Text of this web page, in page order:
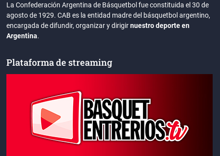
La Confederación Argentina de Básquetbol fue constituida el 30 de
agosto de 1929. CAB es la entidad madre del básquetbol argentino,
encargada de difundir, organizar y dirigirnuestro deporte en
Argentina.
Plataforma de streaming